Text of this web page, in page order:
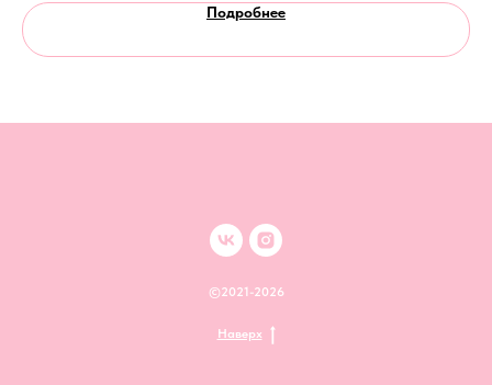
Подробнее
©2021-2026
Наверх